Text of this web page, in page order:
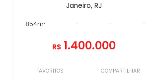
Janeiro, RJ
854m² - - -
R$ 1.400.000
FAVORITOS COMPARTILHAR